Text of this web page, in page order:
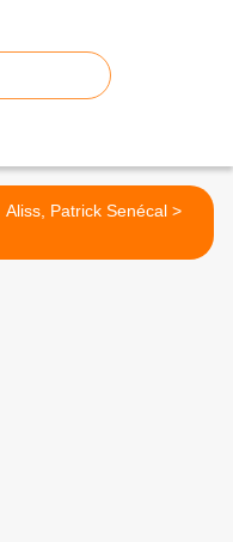
Aliss, Patrick Senécal >